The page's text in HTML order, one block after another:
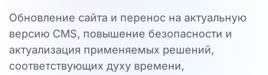
Обновление сайта и перенос на актуальную
версию CMS, повышение безопасности и
актуализация применяемых решений,
соответствующих духу времени,